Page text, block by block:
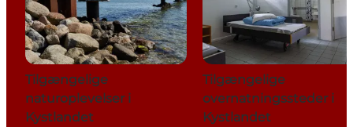
Tilgængelige
naturoplevelser i
Kystlandet
Tilgængelige
overnatningssteder i
Kystlandet